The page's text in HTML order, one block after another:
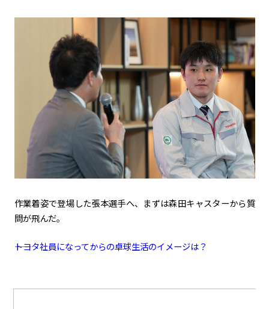
トヨタグローバル
日本自動車工業会（自工会）
follow us
作業着姿で登場した張本選手へ、まずは森田キャスターから質
問が飛んだ。
――トヨタ社員になってからの卓球生活のイメージは？